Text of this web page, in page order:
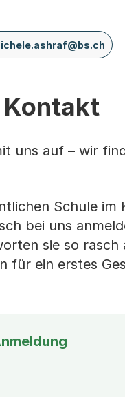
uns auf – wir
Schule
bei uns
sie so rasch
für ein erstes